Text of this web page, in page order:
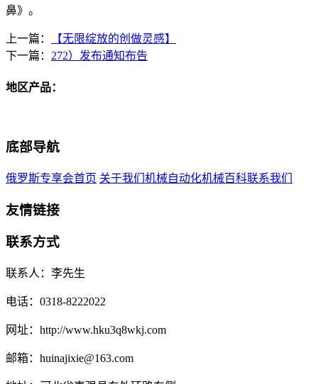
鼻》。
上一篇：
【无限绽放的创做灵感】
下一篇： 272）发布通知布告
地区产品：
底部导航
俄罗斯专享会首页 关于我们 机械自动化机械百科联系我们
友情链接
联系方式
联系人：李先生
电话：0318-8222022
网址：http://www.hku3q8wkj.com
邮箱：huinajixie@163.com